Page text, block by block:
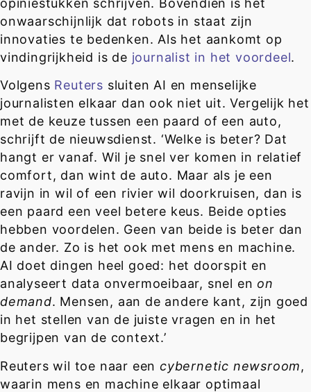
opiniestukken schrijven. Bovendien is het
onwaarschijnlijk dat robots in staat zijn
innovaties te bedenken. Als het aankomt op
vindingrijkheid is de journalist in het voordeel.
Volgens Reuters sluiten AI en menselijke
journalisten elkaar dan ook niet uit. Vergelijk het
met de keuze tussen een paard of een auto,
schrijft de nieuwsdienst. ‘Welke is beter? Dat
hangt er vanaf. Wil je snel ver komen in relatief
comfort, dan wint de auto. Maar als je een
ravijn in wil of een rivier wil doorkruisen, dan is
een paard een veel betere keus. Beide opties
hebben voordelen. Geen van beide is beter dan
de ander. Zo is het ook met mens en machine.
AI doet dingen heel goed: het doorspit en
analyseert data onvermoeibaar, snel en on
demand. Mensen, aan de andere kant, zijn goed
in het stellen van de juiste vragen en in het
begrijpen van de context.’
Reuters wil toe naar een cybernetic newsroom,
waarin mens en machine elkaar optimaal